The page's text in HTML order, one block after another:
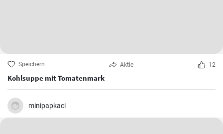
Speichern Aktie 12
Kohlsuppe mit Tomatenmark
minipapkaci